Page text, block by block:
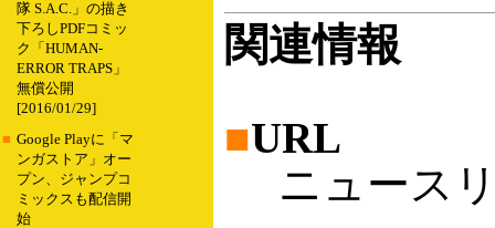
隊 S.A.C.」の描き
下ろしPDFコミッ
ク「HUMAN-
ERROR TRAPS」
無償公開
[2016/01/29]
■ Google Playに「マ
ンガストア」オー
プン、ジャンプコ
ミックスも配信開
始
関連情報
■URL
ニュース